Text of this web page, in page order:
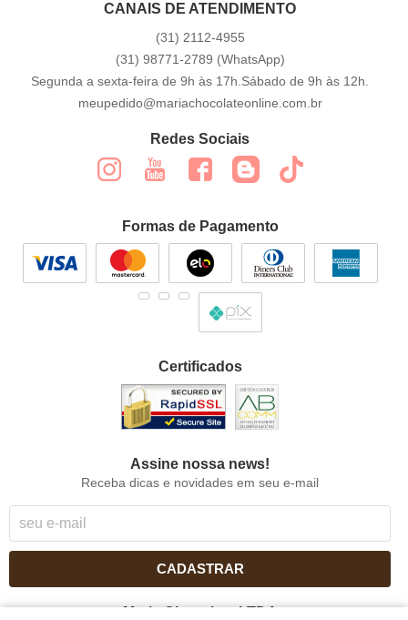
CANAIS DE ATENDIMENTO
(31) 2112-4955
(31) 98771-2789 (WhatsApp)
Segunda a sexta-feira de 9h às 17h.Sábado de 9h às 12h.
meupedido@mariachocolateonline.com.br
Redes Sociais
Formas de Pagamento
Certificados
Assine nossa news!
Receba dicas e novidades em seu e-mail
CADASTRAR
Maria Chocolate LTDA